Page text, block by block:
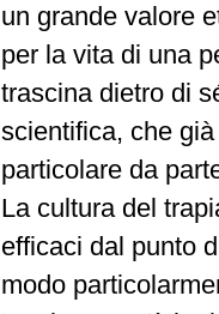
un grande valore
per la vita di una
trascina dietro di
scientifica, che
particolare da
La cultura del
efficaci dal punto
modo